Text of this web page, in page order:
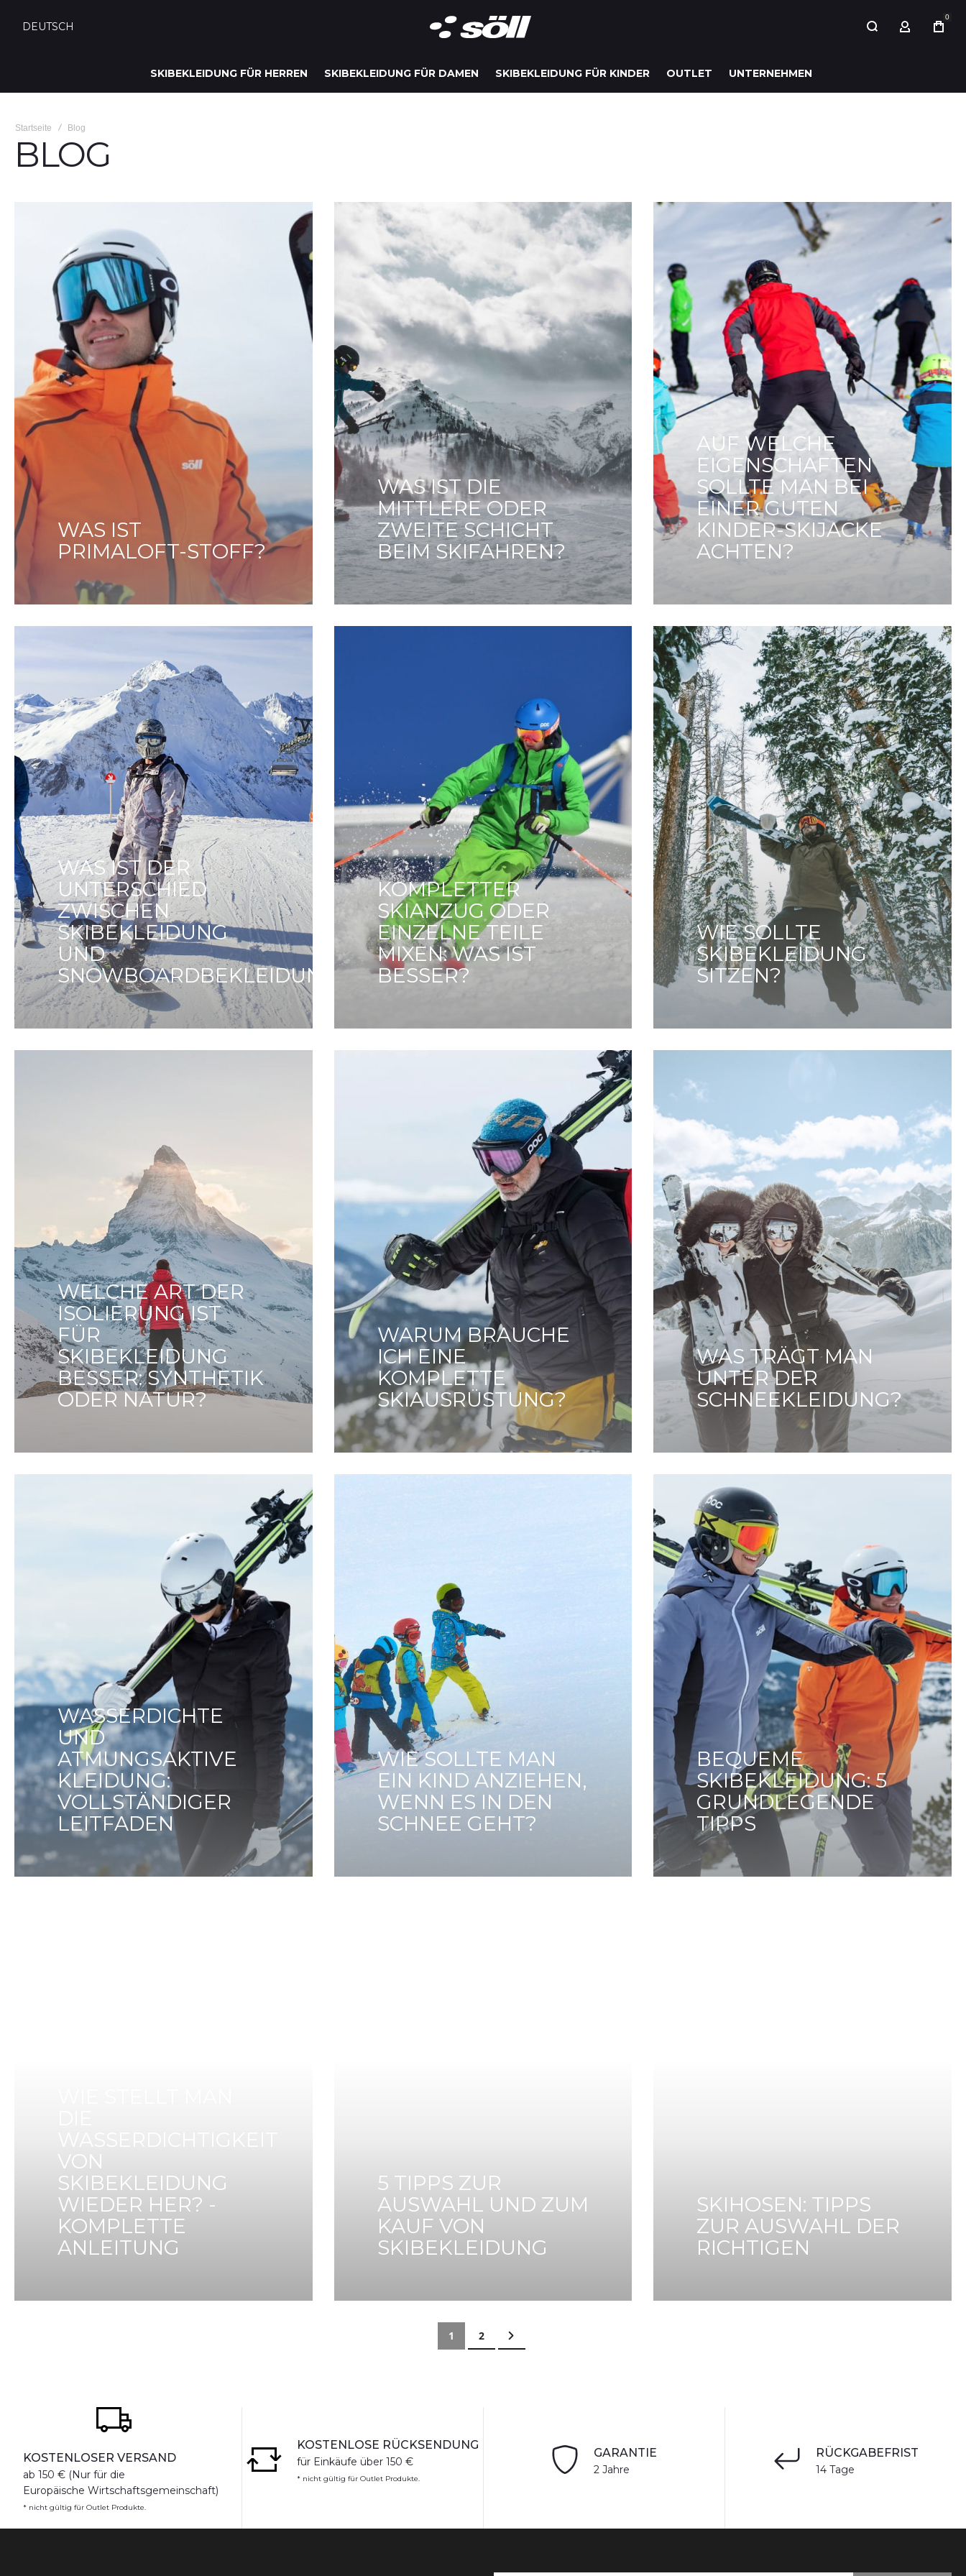
DEUTSCH MY
0
SKIBEKLEIDUNG FÜR HERREN SKIBEKLEIDUNG FÜR DAMEN SKIBEKLEIDUNG FÜR KINDER OUTLET UNTERNEHMEN
Startseite Blog
BLOG
WAS IST
PRIMALOFT-STOFF?
WAS IST DIE
MITTLERE ODER
ZWEITE SCHICHT
BEIM SKIFAHREN?
AUF WELCHE
EIGENSCHAFTEN
SOLLTE MAN BEI
EINER GUTEN
KINDER-SKIJACKE
ACHTEN?
WAS IST DER
UNTERSCHIED
ZWISCHEN
SKIBEKLEIDUNG
UND
SNOWBOARDBEKLEIDUNG?
KOMPLETTER
SKIANZUG ODER
EINZELNE TEILE
MIXEN: WAS IST
BESSER?
WIE SOLLTE
SKIBEKLEIDUNG
SITZEN?
WELCHE ART DER
ISOLIERUNG IST
FÜR
SKIBEKLEIDUNG
BESSER: SYNTHETIK
ODER NATUR?
WARUM BRAUCHE
ICH EINE
KOMPLETTE
SKIAUSRÜSTUNG?
WAS TRÄGT MAN
UNTER DER
SCHNEEKLEIDUNG?
WASSERDICHTE
UND
ATMUNGSAKTIVE
KLEIDUNG:
VOLLSTÄNDIGER
LEITFADEN
WIE SOLLTE MAN
EIN KIND ANZIEHEN,
WENN ES IN DEN
SCHNEE GEHT?
BEQUEME
SKIBEKLEIDUNG: 5
GRUNDLEGENDE
TIPPS
VON
SKIBEKLEIDUNG
WIEDER HER? -
KOMPLETTE
ANLEITUNG
5 TIPPS ZUR
AUSWAHL UND ZUM
KAUF VON
SKIBEKLEIDUNG
SKIHOSEN: TIPPS
ZUR AUSWAHL DER
RICHTIGEN
Sie lesen gerade die Seite
1 Seite
2 Seite
Weiter
KOSTENLOSER VERSAND
ab 150 € (Nur für die
Europäische Wirtschaftsgemeinschaft)
* nicht gültig für Outlet Produkte.
KOSTENLOSE RÜCKSENDUNG
für Einkäufe über 150 €
* nicht gültig für Outlet Produkte.
GARANTIE
2 Jahre
RÜCKGABEFRIST
14 Tage